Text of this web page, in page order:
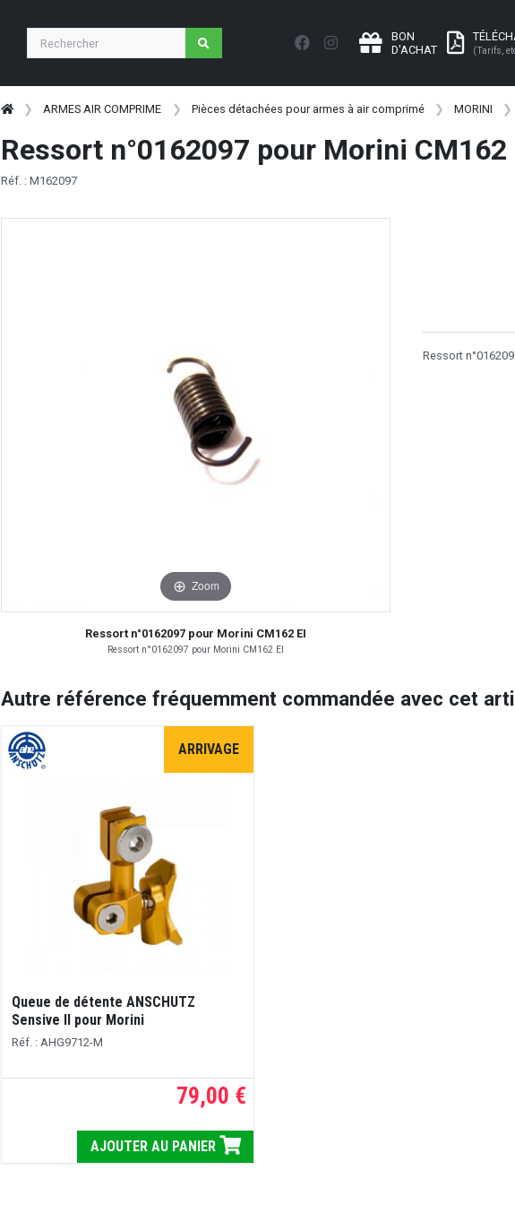
BON
D'ACHAT
(Tarifs,
ARMES AIR COMPRIME Pièces détachées pour armes à air comprimé MORINI
Ressort n°0162097 pour Morini CM162
Réf. : M162097
Zoom
Ressort n°0162097 pour Morini CM162 EI
Ressort n°0162097 pour Morini CM162 EI
Ressort
Autre référence fréquemment commandée avec cet
ARRIVAGE
Queue de détente ANSCHUTZ
Sensive II pour Morini
Réf. : AHG9712-M
79,00 €
AJOUTER AU PANIER